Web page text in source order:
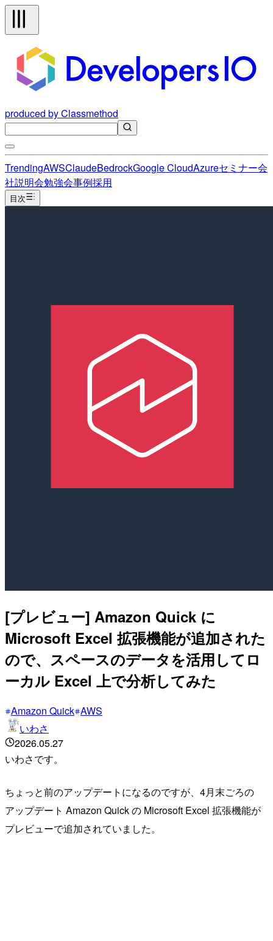
produced by Classmethod
TrendingAWSClaudeBedrockGoogle CloudAzureセミナー会
社説明会勉強会事例採用
目次
[プレビュー] Amazon Quick に
Microsoft Excel 拡張機能が追加された
ので、スペースのデータを活用してロ
ーカル Excel 上で分析してみた
Amazon Quick AWS
いわさ
2026.05.27
いわさです。
ちょっと前のアップデートになるのですが、4月末ごろの
アップデート Amazon Quick の Microsoft Excel 拡張機能が
プレビューで追加されていました。